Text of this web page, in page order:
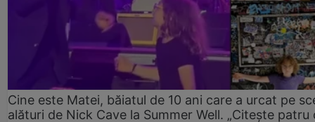
Cine este Matei, băiatul de 10 ani care a urcat pe
alături de Nick Cave la Summer Well. „Citește patru